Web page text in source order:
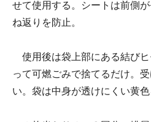
せて使用する。シートは前側
ね返りを防止。
使用後は袋上部にある結び
って可燃ごみで捨てるだけ。
い。袋は中身が透けにくい黄色